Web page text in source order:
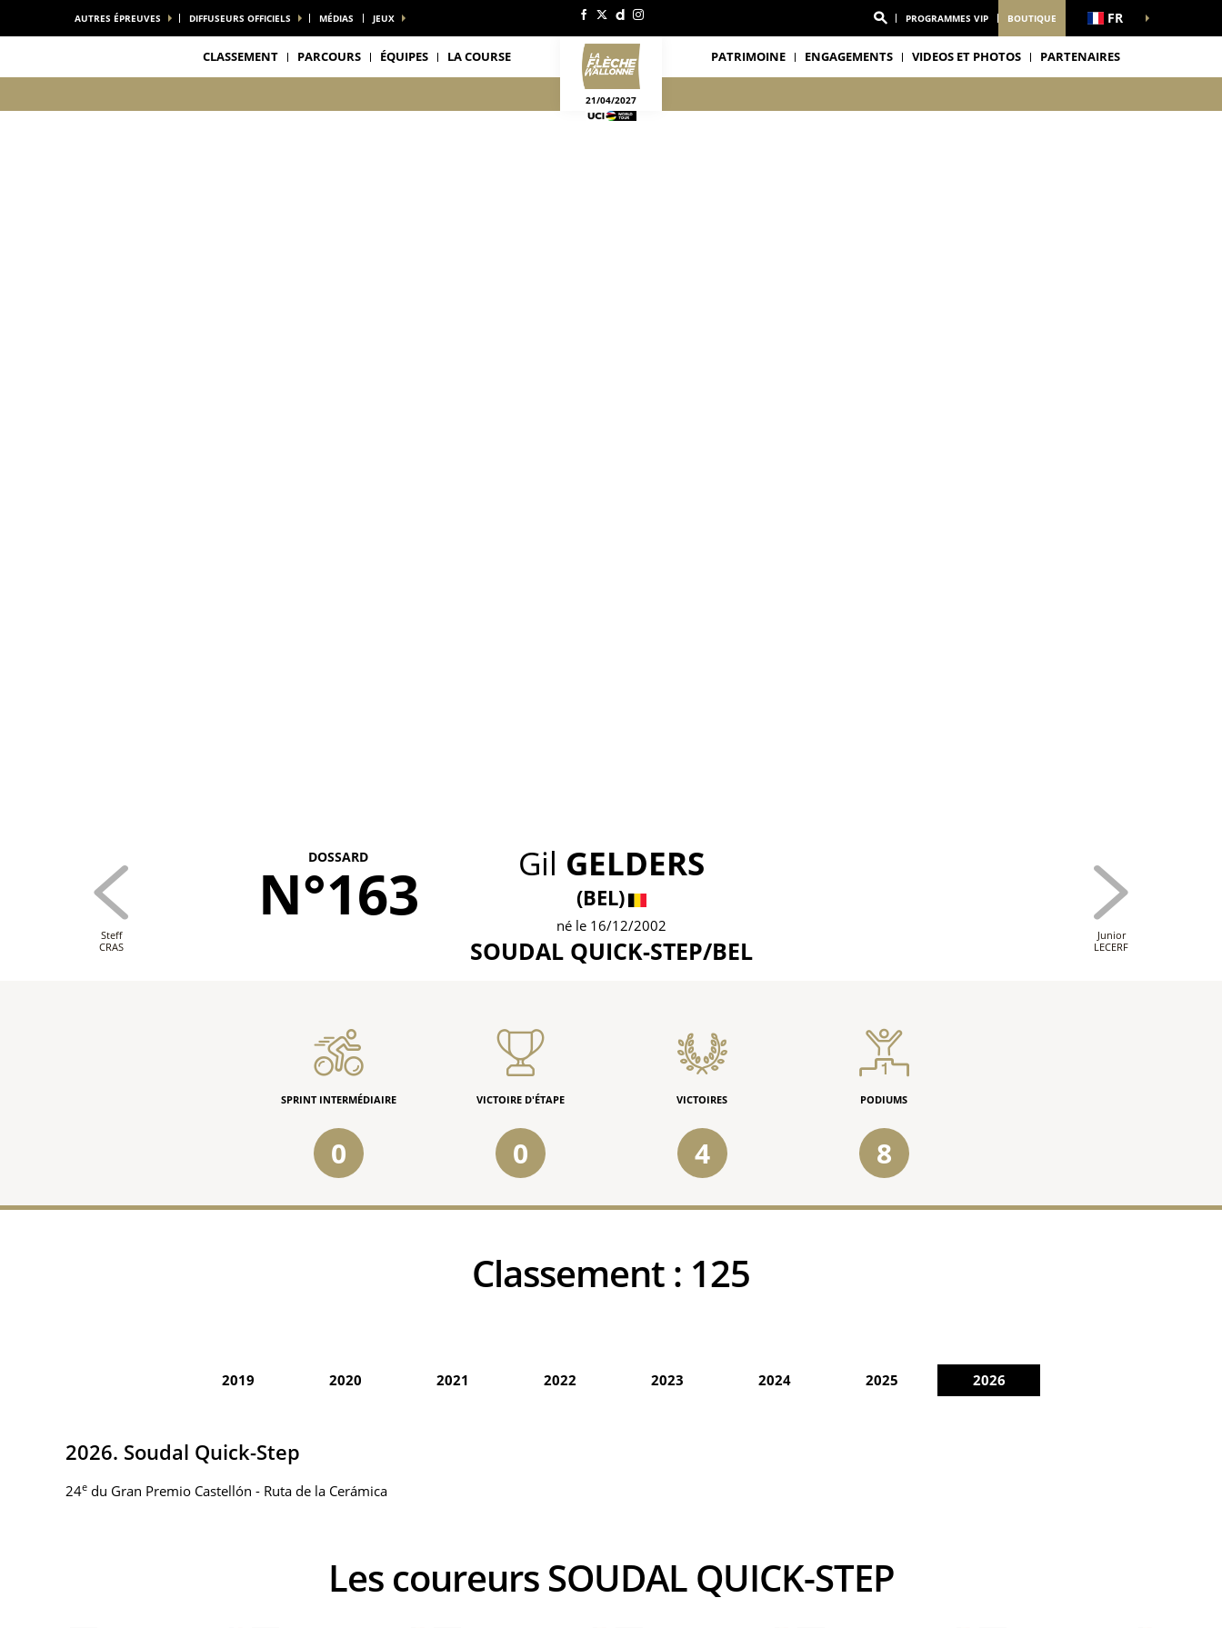
AUTRES ÉPREUVES DIFFUSEURS OFFICIELS MÉDIAS JEUX PROGRAMMES VIP BOUTIQUE FR
CLASSEMENT PARCOURS ÉQUIPES LA COURSE
21/04/2027
PATRIMOINE ENGAGEMENTS VIDEOS ET PHOTOS PARTENAIRES
DOSSARD
N°163 Gil GELDERS
(BEL)
né le 16/12/2002
SOUDAL QUICK-STEP/BEL
Steff
CRAS
Junior
LECERF
SPRINT INTERMÉDIAIRE
0
VICTOIRE D'ÉTAPE
0
VICTOIRES
4
PODIUMS
8
Classement : 125
2019 2020 2021 2022 2023 2024 2025 2026
2026. Soudal Quick-Step
24e du Gran Premio Castellón - Ruta de la Cerámica
Les coureurs SOUDAL QUICK-STEP